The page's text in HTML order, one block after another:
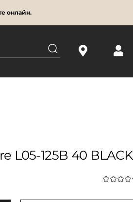
онлайн.
L05-125B 40 BLACK